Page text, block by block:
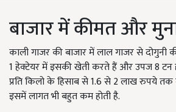
बाजार में कीमत और
काली गाजर की बाजार में लाल गाजर से
1 हेक्टेयर में इसकी खेती करते हैं और उपज 8 टन
प्रति किलो के हिसाब से 1.6 से 2 लाख रुपये
इसमें लागत भी बहुत कम होती है.